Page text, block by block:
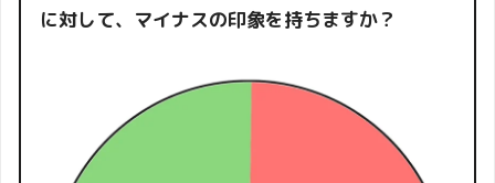
に対して、マイナスの印象を持ちますか？